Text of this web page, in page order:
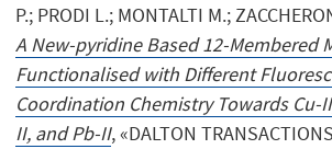
P.; PRODI L.; MONTALTI M.;
A New-pyridine Based 12-Membered
Functionalised with Different
Coordination Chemistry Towards Cu-
II, and Pb-II, «DALTON